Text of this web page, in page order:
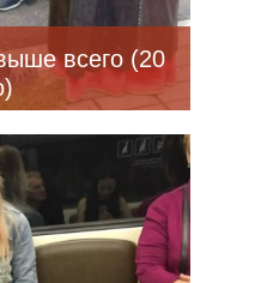
всего (20